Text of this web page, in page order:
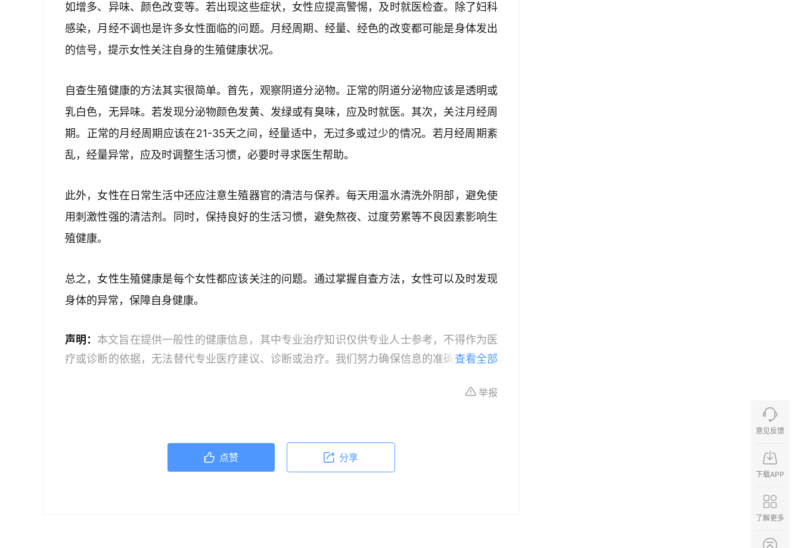
如增多、异味、颜色改变等。若出现这些症状，女性应提高警惕，及时就医检查。除了妇科
感染，月经不调也是许多女性面临的问题。月经周期、经量、经色的改变都可能是身体发出
的信号，提示女性关注自身的生殖健康状况。
自查生殖健康的方法其实很简单。首先，观察阴道分泌物。正常的阴道分泌物应该是透明或
乳白色，无异味。若发现分泌物颜色发黄、发绿或有臭味，应及时就医。其次，关注月经周
期。正常的月经周期应该在21-35天之间，经量适中，无过多或过少的情况。若月经周期紊
乱，经量异常，应及时调整生活习惯，必要时寻求医生帮助。
此外，女性在日常生活中还应注意生殖器官的清洁与保养。每天用温水清洗外阴部，避免使
用刺激性强的清洁剂。同时，保持良好的生活习惯，避免熬夜、过度劳累等不良因素影响生
殖健康。
总之，女性生殖健康是每个女性都应该关注的问题。通过掌握自查方法，女性可以及时发现
身体的异常，保障自身健康。
声明： 本文旨在提供一般性的健康信息，其中专业治疗知识仅供专业人士参考，不得作为医
疗或诊断的依据，无法替代专业医疗建议、诊断或治疗。我们努力确保信息的准确性，但本
策时，应咨询合格的医疗专业人员。对于依据本文内容采取的任何行动，本文作者、出版方
查看全部
举报
点赞 分享
意见反馈
下载APP
了解更多